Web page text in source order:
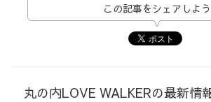
この記事をシェアしよう
丸の内LOVE WALKERの最新情